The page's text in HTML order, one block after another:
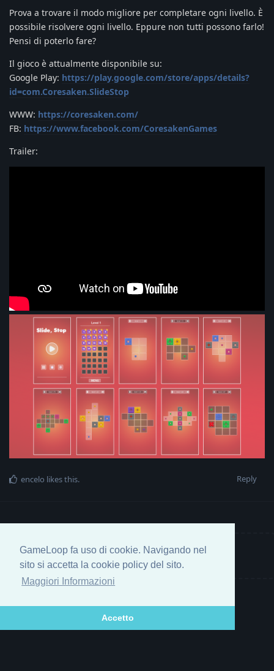
GameLoop fa uso di cookie. Navigando nel
sito si accetta la cookie policy del sito.
Maggiori Informazioni
Accetto
Prova a trovare il modo migliore per completare ogni livello. È
possibile risolvere ogni livello. Eppure non tutti possono farlo!
Pensi di poterlo fare?
Il gioco è attualmente disponibile su:
Google Play: https://play.google.com/store/apps/details?
id=com.Coresaken.SlideStop
WWW: https://coresaken.com/
FB: https://www.facebook.com/CoresakenGames
Trailer:
Reply
encelo likes this.
Write a Reply...